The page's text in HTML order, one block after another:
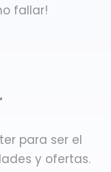
fallar!
para ser el
y ofertas.